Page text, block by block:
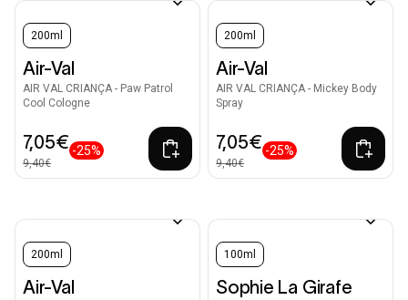
200ml
Air-Val
AIR VAL CRIANÇA - Paw Patrol
Cool Cologne
7,05€
9,40€
-25%
200ml
Air-Val
AIR VAL CRIANÇA - Mickey Body
Spray
7,05€
9,40€
-25%
200ml
Air-Val
100ml
Sophie La Girafe